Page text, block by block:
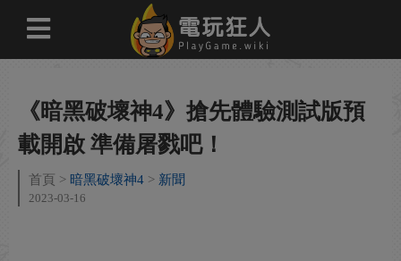
《暗黑破壞神4》搶先體驗測試版預
載開啟 準備屠戮吧！
首頁 暗黑破壞神4 新聞
2023-03-16